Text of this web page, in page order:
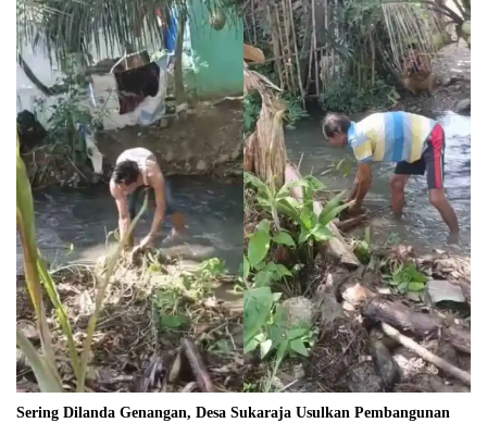
Sering Dilanda Genangan, Desa Sukaraja Usulkan Pembangunan